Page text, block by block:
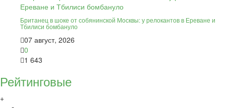
Британец в шоке от собянинской Москвы: у релокантов в Ереване и
Тбилиси бомбануло
07 август, 2026
0
1 643
Рейтинговые
+